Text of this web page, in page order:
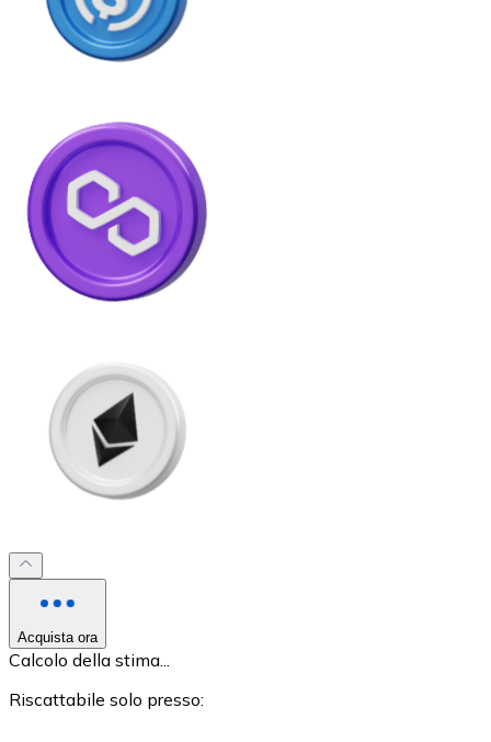
Litecoin
LTC
XRP
Buoni cripto
Acquista ora
Calcolo della stima...
Riscattabile solo presso: